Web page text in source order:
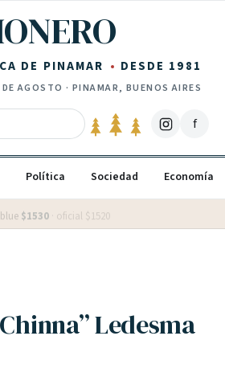
DE PINAMAR DESDE 1981
AGOSTO · PINAMAR, BUENOS AIRES
f
Política Sociedad Economía
$1530 · oficial $ 1520
Ledesma